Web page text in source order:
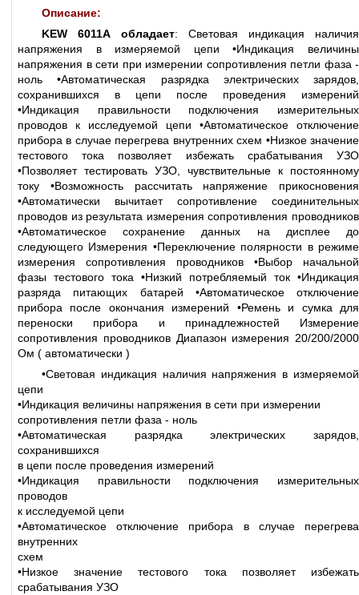
Описание:
KEW 6011А обладает: Световая индикация наличия
напряжения в измеряемой цепи •Индикация величины
напряжения в сети при измерении сопротивления петли фаза -
ноль •Автоматическая разрядка электрических зарядов,
сохранившихся в цепи после проведения измерений
•Индикация правильности подключения измерительных
проводов к исследуемой цепи •Автоматическое отключение
прибора в случае перегрева внутренних схем •Низкое значение
тестового тока позволяет избежать срабатывания УЗО
•Позволяет тестировать УЗО, чувствительные к постоянному
току •Возможность рассчитать напряжение прикосновения
•Автоматически вычитает сопротивление соединительных
проводов из результата измерения сопротивления проводников
•Автоматическое сохранение данных на дисплее до
следующего Измерения •Переключение полярности в режиме
измерения сопротивления проводников •Выбор начальной
фазы тестового тока •Низкий потребляемый ток •Индикация
разряда питающих батарей •Автоматическое отключение
прибора после окончания измерений •Ремень и сумка для
переноски прибора и принадлежностей Измерение
сопротивления проводников Диапазон измерения 20/200/2000
Ом ( автоматически )
•Световая индикация наличия напряжения в измеряемой
цепи
•Индикация величины напряжения в сети при измерении
сопротивления петли фаза - ноль
•Автоматическая разрядка электрических зарядов,
сохранившихся
в цепи после проведения измерений
•Индикация правильности подключения измерительных
проводов
к исследуемой цепи
•Автоматическое отключение прибора в случае перегрева
внутренних
схем
•Низкое значение тестового тока позволяет избежать
срабатывания УЗО